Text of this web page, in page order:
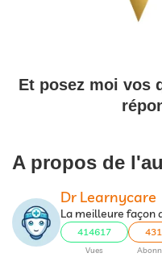
Et posez moi vos
A propos de
Dr Learnycare
La meilleure façon
414617
Vues
431